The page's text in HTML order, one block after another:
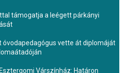
támogatja a leégett párkányi
vette át diplomáját
Várszínház: Határon